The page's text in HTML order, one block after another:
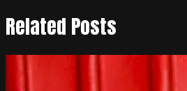
Related Posts